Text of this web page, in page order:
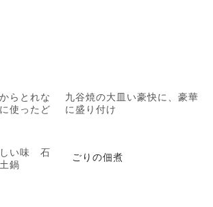
らとれな
使ったど
九谷焼の大皿い豪快に、豪華
に盛り付け
しい味 石
鍋
ごりの佃煮